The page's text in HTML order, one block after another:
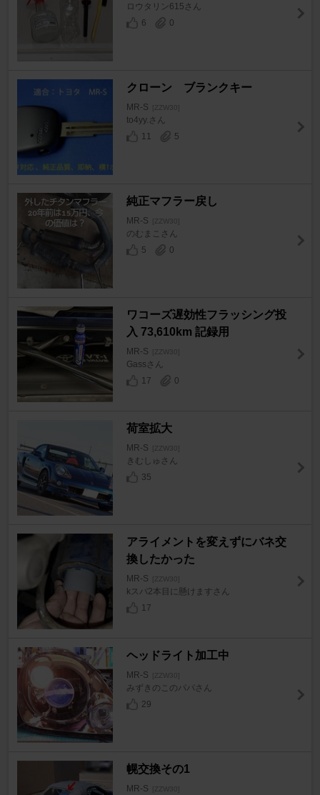
ロウタリン615さん
6
0
クローン ブランクキー
MR-S [ZZW30]
to4yy.さん
11
5
純正マフラー戻し
MR-S [ZZW30]
のむまこさん
5
0
ワコーズ遅効性フラッシング投
入 73,610km 記録用
MR-S [ZZW30]
Gassさん
17
0
荷室拡大
MR-S [ZZW30]
きむしゅさん
35
アライメントを変えずにバネ交
換したかった
MR-S [ZZW30]
kスパ2本目に懸けますさん
17
ヘッドライト加工中
MR-S [ZZW30]
みずきのこのパパさん
29
幌交換その1
MR-S [ZZW30]